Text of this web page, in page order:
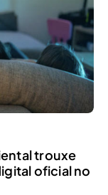
trouxe
oficial no